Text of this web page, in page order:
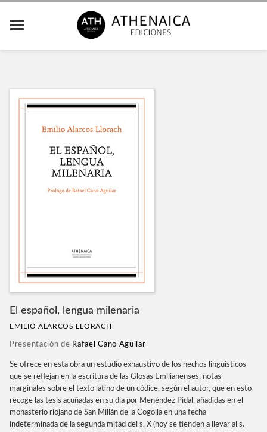
El español, lengua milenaria
EMILIO ALARCOS LLORACH
Presentación de Rafael Cano Aguilar
Se ofrece en esta obra un estudio exhaustivo de los hechos lingüísticos
que se reflejan en la escritura de las Glosas Emilianenses, notas
marginales sobre el texto latino de un códice, según el autor, que en esto
recoge las tesis acuñadas en su día por Menéndez Pidal, añadidas en el
monasterio riojano de San Millán de la Cogolla en una fecha
indeterminada de la segunda mitad del s. X (hoy se tienden a llevar al s.